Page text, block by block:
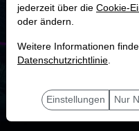
mit dieser
jederzeit über die Cookie-
oder ändern.
Weitere Informationen
Datenschutzrichtlinie.
Einstellungen Nur